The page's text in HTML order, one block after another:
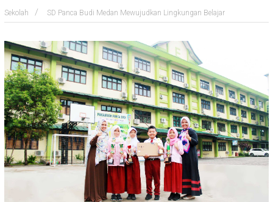
Sekolah SD Panca Budi Medan Mewujudkan Lingkungan Belajar